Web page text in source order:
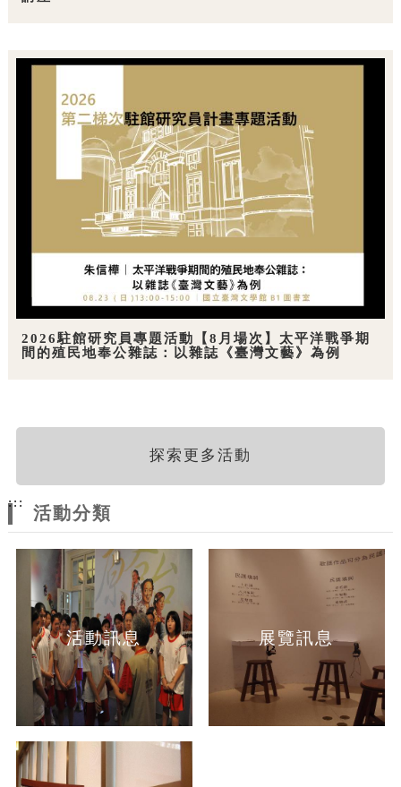
2026駐館研究員專題活動【8月場次】太平洋戰爭期
間的殖民地奉公雜誌：以雜誌《臺灣文藝》為例
探索更多活動
:::
活動分類
活動訊息 展覽訊息